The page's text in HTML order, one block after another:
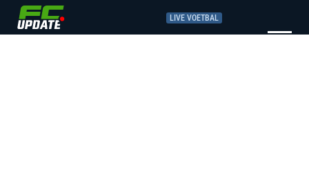
LIVE VOETBAL